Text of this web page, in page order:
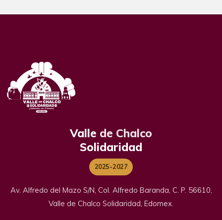
Valle de Chalco
Solidaridad
2025-2027
Av. Alfredo del Mazo S/N, Col. Alfredo Baranda, C. P. 56610,
Valle de Chalco Solidaridad, Edomex.